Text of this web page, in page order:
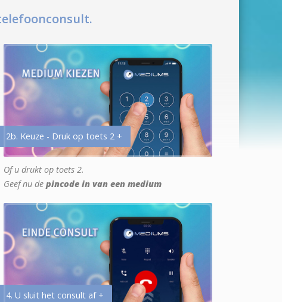
2b. Keuze - Druk op toets 2 +
Of u drukt op toets 2.
Geef nu de pincode in van een medium
4. U sluit het consult af +